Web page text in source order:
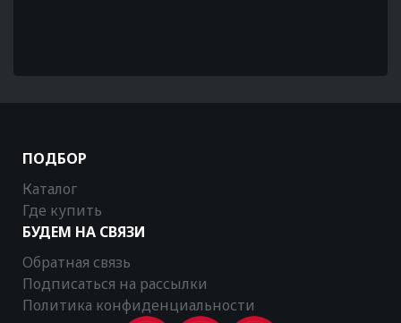
ПОДБОР
Каталог
Где купить
БУДЕМ НА СВЯЗИ
Обратная связь
Подписаться на рассылки
Политика конфиденциальности